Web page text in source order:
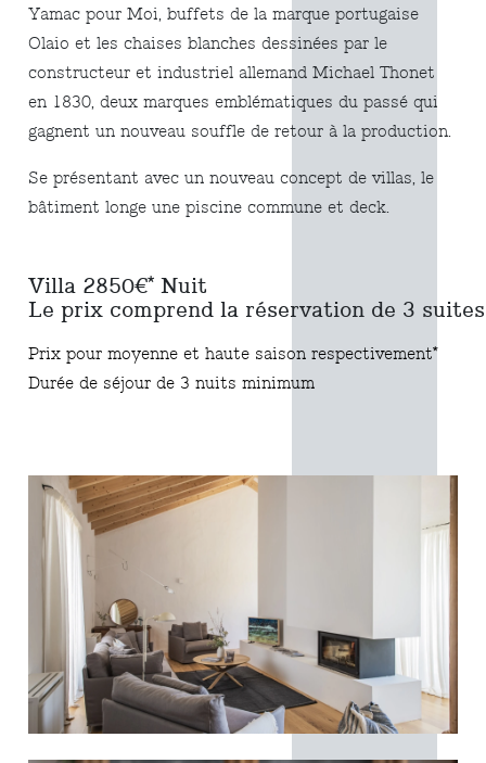
Yamac pour Moi, buffets de la marque portugaise
Olaio et les chaises blanches dessinées par le
constructeur et industriel allemand Michael Thonet
en 1830, deux marques emblématiques du passé qui
gagnent un nouveau souffle de retour à la production.
Se présentant avec un nouveau concept de villas, le
bâtiment longe une piscine commune et deck.
Villa 2850€* Nuit
Le prix comprend la réservation de 3
Prix pour moyenne et haute saison respectivement*
Durée de séjour de 3 nuits minimum